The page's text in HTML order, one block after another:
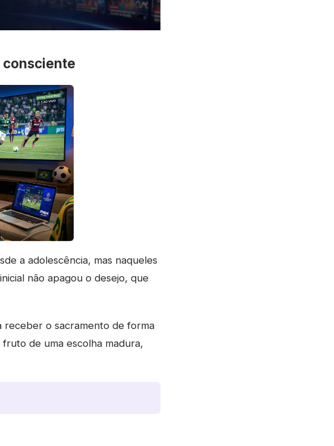
consciente
a adolescência, mas naqueles
não apagou o desejo, que
receber o sacramento de forma
de uma escolha madura,